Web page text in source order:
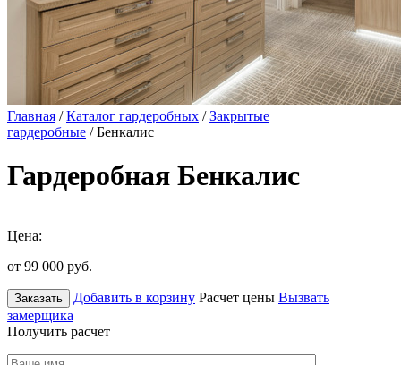
Главная /Каталог гардеробных /Закрытые
гардеробные / Бенкалис
Гардеробная Бенкалис
Цена:
от 99 000 руб.
Заказать Добавить в корзину Расчет цены Вызвать
замерщика
Получить расчет